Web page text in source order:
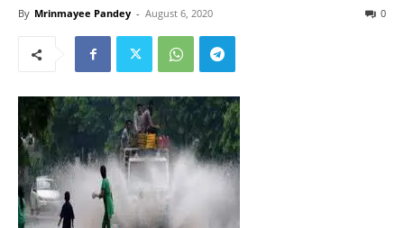
By Mrinmayee Pandey - August 6, 2020 0